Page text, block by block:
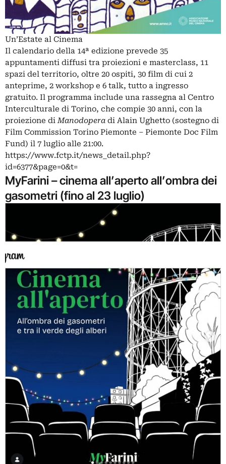
Un’Estate al Cinema
Il calendario della 14ª edizione prevede 35
appuntamenti diffusi tra proiezioni e masterclass, 11
spazi del territorio, oltre 20 ospiti, 30 film di cui 2
anteprime, 2 workshop e 6 talk, tutto a ingresso
gratuito. Il programma include una rassegna al Centro
Interculturale di Torino, che compie 30 anni, con la
proiezione diManodopera di Alain Ughetto (sostegno di
Film Commission Torino Piemonte – Piemonte Doc Film
Fund) il 7 luglio alle 21:00.
https://www.fctp.it/news_detail.php?
id=6377&page=0&t=
MyFarini – cinema all’aperto all’ombra dei
gasometri (fino al 23 luglio)